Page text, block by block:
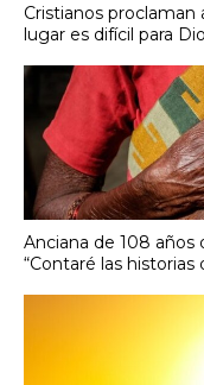
Cristianos proclaman
lugar es difícil para
Anciana de 108 años
“Contaré las historias